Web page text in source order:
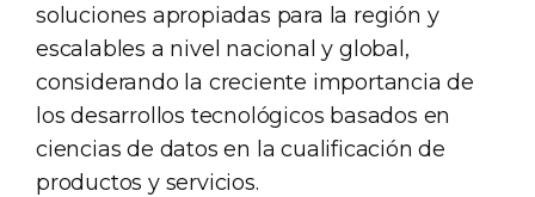
soluciones apropiadas para la región y
escalables a nivel nacional y global,
considerando la creciente importancia de
los desarrollos tecnológicos basados en
ciencias de datos en la cualificación de
productos y servicios.